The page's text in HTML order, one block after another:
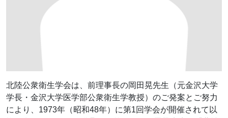
北陸公衆衛生学会は、前理事長の岡田晃先生（元金沢大学
学長・金沢大学医学部公衆衛生学教授）のご発案とご努力
により、1973年（昭和48年）に第1回学会が開催されて以